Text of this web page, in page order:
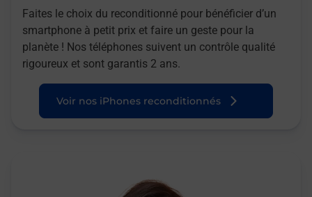
Faites le choix du reconditionné pour bénéficier d’un
smartphone à petit prix et faire un geste pour la
planète ! Nos téléphones suivent un contrôle qualité
rigoureux et sont garantis 2 ans.
Voir nos iPhones reconditionnés